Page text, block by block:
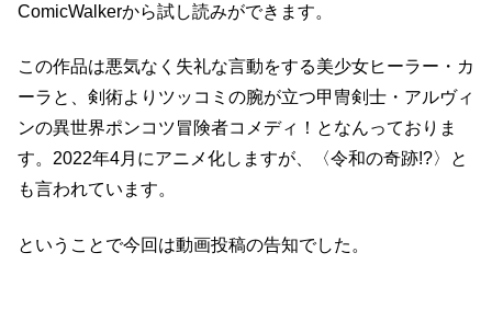
ComicWalkerから試し読みができます。
この作品は悪気なく失礼な言動をする美少女ヒーラー・カ
ーラと、剣術よりツッコミの腕が立つ甲冑剣士・アルヴィ
ンの異世界ポンコツ冒険者コメディ！となんっておりま
す。2022年4月にアニメ化しますが、〈令和の奇跡!?〉と
も言われています。
ということで今回は動画投稿の告知でした。